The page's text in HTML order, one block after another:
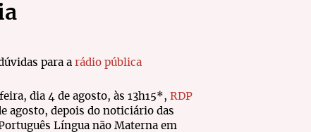
para a rádio pública
dia 4 de agosto, às 13h15*, RDP
agosto, depois do noticiário das
Língua não Materna em